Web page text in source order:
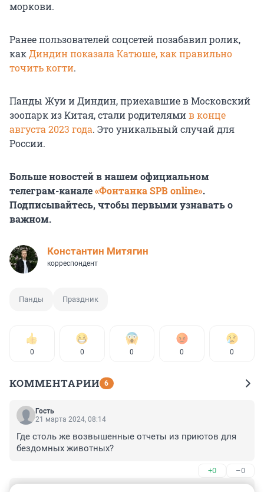
моркови.
Ранее пользователей соцсетей позабавил ролик,
какДиндин показала Катюше, как правильно
точить когти.
Панды Жуи и Диндин, приехавшие в Московский
зоопарк из Китая, стали родителямив конце
августа 2023 года. Это уникальный случай для
России.
Больше новостей в нашем официальном
телеграм-канале«Фонтанка SPB online».
Подписывайтесь, чтобы первыми узнавать о
важном.
Константин Митягин
корреспондент
Панды Праздник
0 0 0 0 0
КОММЕНТАРИИ 6
Гость
21 марта 2024, 08:14
Где столь же возвышенные отчеты из приютов для
бездомных животных?
+0 –0